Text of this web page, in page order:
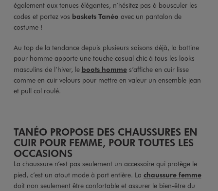
également aux tenues élégantes, n’hésitez pas à bousculer les
codes et portez vos baskets Tanéo avec un pantalon de
costume !
Au top de la tendance depuis plusieurs saisons déjà, la bottine
pour homme apporte une touche casual chic à tous les looks
masculins de l’hiver, le boots homme s’affiche en cuir lisse
comme en cuir velours pour mettre en valeur un ensemble jean
et pull col roulé.
TANÉO PROPOSE DES CHAUSSURES EN
CUIR POUR FEMME, POUR TOUTES LES
OCCASIONS
La chaussure n’est pas seulement un accessoire qui protège le
pied, c’est un atout mode à part entière. La chaussure femme
doit non seulement être confortable et assurer le bien-être du